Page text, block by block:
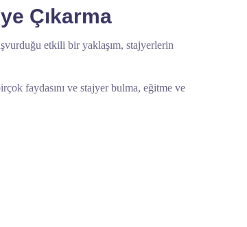
Çıkarma
etkili bir yaklaşım, stajyerlerin
faydasını ve stajyer bulma, eğitme ve